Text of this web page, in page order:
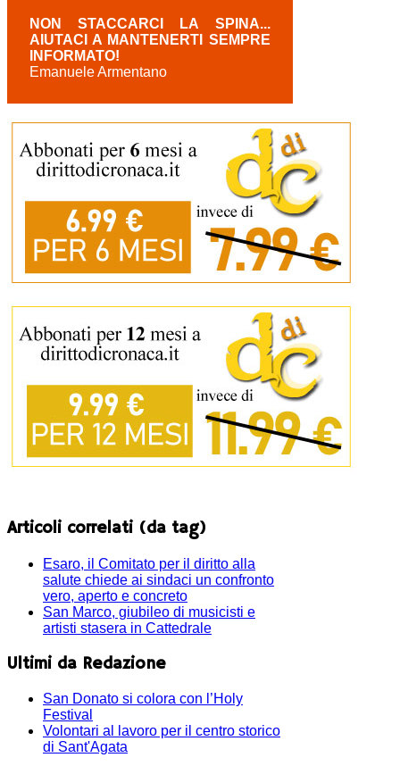
NON STACCARCI LA SPINA...
AIUTACI A MANTENERTI SEMPRE
INFORMATO!
Emanuele Armentano
Articoli correlati (da tag)
Esaro, il Comitato per il diritto alla
salute chiede ai sindaci un confronto
vero, aperto e concreto
San Marco, giubileo di musicisti e
artisti stasera in Cattedrale
Ultimi da Redazione
San Donato si colora con l’Holy
Festival
Volontari al lavoro per il centro storico
di Sant'Agata